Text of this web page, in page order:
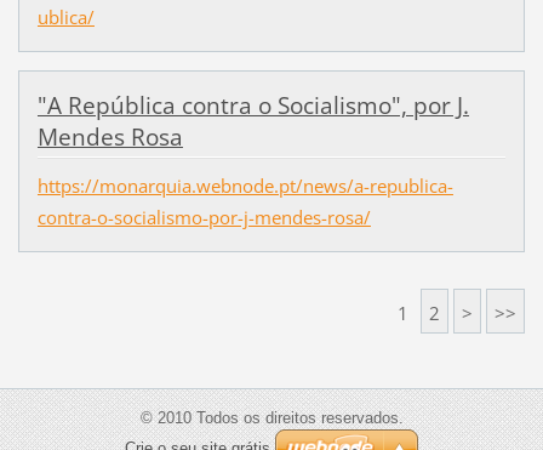
ublica/
"A República contra o Socialismo", por J.
Mendes Rosa
https://monarquia.webnode.pt/news/a-republica-
contra-o-socialismo-por-j-mendes-rosa/
1 2 > >>
© 2010 Todos os direitos reservados.